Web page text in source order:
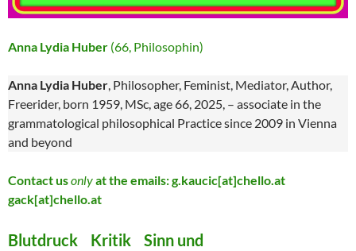
Anna Lydia Huber (66, Philosophin)
Anna Lydia Huber, Philosopher, Feminist, Mediator, Author,
Freerider, born 1959, MSc, age 66, 2025, – associate in the
grammatological philosophical Practice since 2009 in Vienna
and beyond
Contact usonlyat the emails: g.kaucic[at]chello.at
gack[at]chello.at
Blutdruck Kritik Sinn und